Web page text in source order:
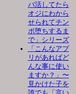
パ活してたら
オジにわから
せられてチン
ポ堕ちするま
で」シリーズ
「こんなアプ
リがあればど
んな事に使い
ますか？」〜
見かけた子を